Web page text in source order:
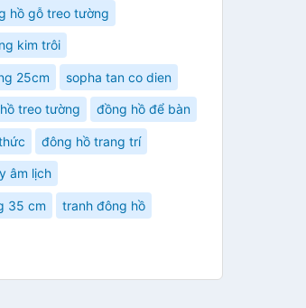
hồ gỗ treo tường
kim trôi
25cm sopha tan co dien
treo tường đồng hồ để bàn
đông hồ trang trí
âm lịch
35 cm tranh đông hồ